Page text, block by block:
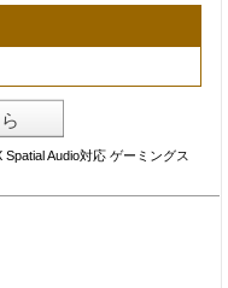
Audio対応 ゲーミングス